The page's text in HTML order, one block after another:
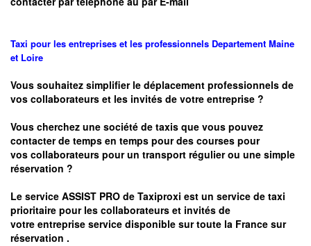
Taxi pour les entreprises et les professionnels Departement Maine
et Loire
Vous souhaitez simplifier le déplacement professionnels de
vos collaborateurs et les invités de votre entreprise ?
Vous cherchez une société de taxis que vous pouvez
contacter de temps en temps pour des courses pour
vos collaborateurs pour un transport régulierou une simple
réservation ?
Le service ASSIST PRO de Taxiproxi est un service de taxi
prioritaire pour les collaborateurs et invités de
votre entreprise service disponible sur toute la France sur
réservation .